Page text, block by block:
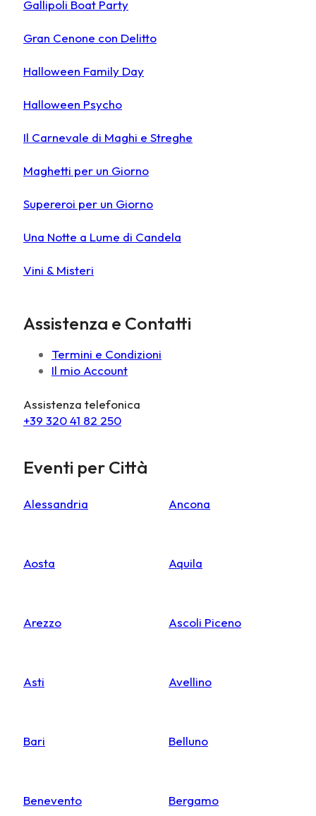
Gallipoli Boat Party
Gran Cenone con Delitto
Halloween Family Day
Halloween Psycho
Il Carnevale di Maghi e Streghe
Maghetti per un Giorno
Supereroi per un Giorno
Una Notte a Lume di Candela
Vini & Misteri
Assistenza e Contatti
Termini e Condizioni
Il mio Account
Assistenza telefonica
+39 320 41 82 250
Eventi per Città
Alessandria Ancona
Aosta Aquila
Arezzo Ascoli Piceno
Asti Avellino
Bari Belluno
Benevento Bergamo